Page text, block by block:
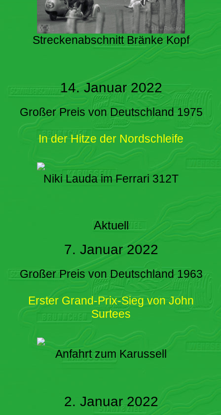
Streckenabschnitt Bränke Kopf
14. Januar 2022
Großer Preis von Deutschland 1975
In der Hitze der Nordschleife
Niki Lauda im Ferrari 312T
Aktuell
7. Januar 2022
Großer Preis von Deutschland 1963
Erster Grand-Prix-Sieg von John
Surtees
Anfahrt zum Karussell
2. Januar 2022